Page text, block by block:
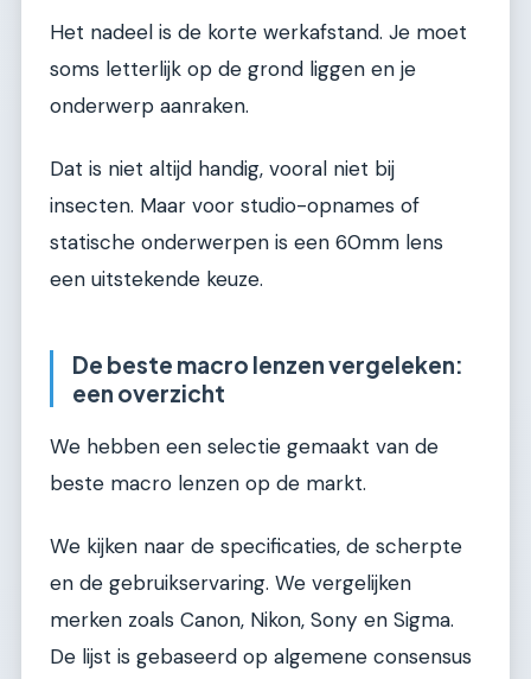
Het nadeel is de korte werkafstand. Je moet
soms letterlijk op de grond liggen en je
onderwerp aanraken.
Dat is niet altijd handig, vooral niet bij
insecten. Maar voor studio-opnames of
statische onderwerpen is een 60mm lens
een uitstekende keuze.
De beste macro lenzen vergeleken:
een overzicht
We hebben een selectie gemaakt van de
beste macro lenzen op de markt.
We kijken naar de specificaties, de scherpte
en de gebruikservaring. We vergelijken
merken zoals Canon, Nikon, Sony en Sigma.
De lijst is gebaseerd op algemene consensus